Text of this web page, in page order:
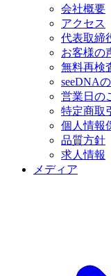
会社概要
アクセス
代表取締
お客様の
無料再検
seeDNA
営業日の
特定商取
個人情報
品質方針
求人情報
メディア